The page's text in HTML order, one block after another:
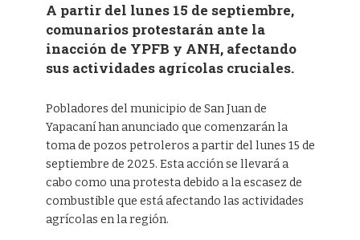
A partir del lunes 15 de septiembre,
comunarios protestarán ante la
inacción de YPFB y ANH, afectando
sus actividades agrícolas cruciales.
Pobladores del municipio de San Juan de
Yapacaní han anunciado que comenzarán la
toma de pozos petroleros a partir del lunes 15 de
septiembre de 2025. Esta acción se llevará a
cabo como una protesta debido a la escasez de
combustible que está afectando las actividades
agrícolas en la región.